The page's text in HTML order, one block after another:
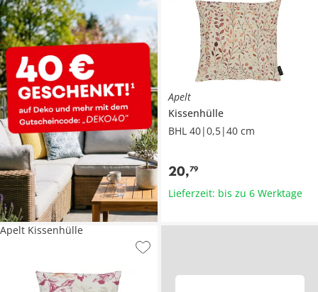
Apelt
Kissenhülle
BHL 40|0,5|40 cm
20,79
Lieferzeit: bis zu 6 Werktage
Apelt Kissenhülle